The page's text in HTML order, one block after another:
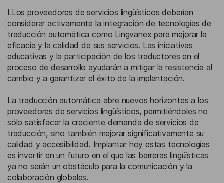
LLos proveedores de servicios lingüísticos deberían
considerar activamente la integración de tecnologías de
traducción automática como Lingvanex para mejorar la
eficacia y la calidad de sus servicios. Las iniciativas
educativas y la participación de los traductores en el
proceso de desarrollo ayudarán a mitigar la resistencia al
cambio y a garantizar el éxito de la implantación.
La traducción automática abre nuevos horizontes a los
proveedores de servicios lingüísticos, permitiéndoles no
sólo satisfacer la creciente demanda de servicios de
traducción, sino también mejorar significativamente su
calidad y accesibilidad. Implantar hoy estas tecnologías
es invertir en un futuro en el que las barreras lingüísticas
ya no serán un obstáculo para la comunicación y la
colaboración globales.